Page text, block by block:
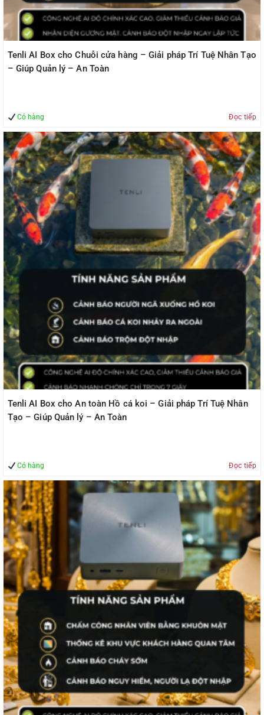
Tenli AI Box cho Chuỗi cửa hàng – Giải pháp Trí Tuệ Nhân Tạo
– Giúp Quản lý – An Toàn
Có hàng Đọc tiếp
Tenli AI Box cho An toàn Hồ cá koi – Giải pháp Trí Tuệ Nhân
Tạo – Giúp Quản lý – An Toàn
Có hàng Đọc tiếp